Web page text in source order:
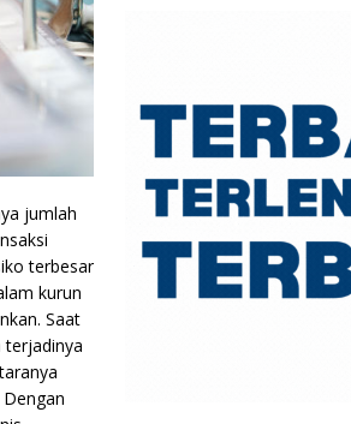
jumlah
terbesar
kurun
Saat
terjadinya